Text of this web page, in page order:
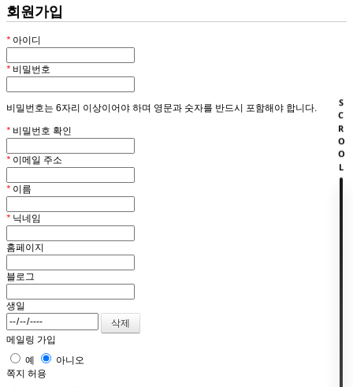
회원가입
* 아이디
* 비밀번호
비밀번호는 6자리 이상이어야 하며 영문과 숫자를 반드시 포함해야 합니다.
* 비밀번호 확인
* 이메일 주소
* 이름
* 닉네임
홈페이지
블로그
생일
메일링 가입
예
아니오
쪽지 허용
SCROOL